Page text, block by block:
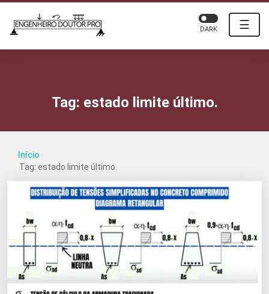
☰
DARK
Tag: estado limite último.
Início
Tag: estado limite último.